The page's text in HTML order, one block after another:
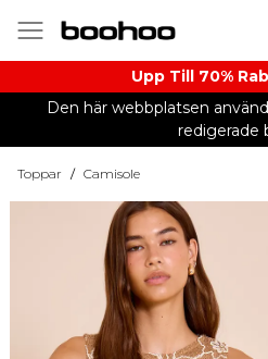
Upp Till 70%
Den här webbplatsen
redigerade
Toppar / Camisole